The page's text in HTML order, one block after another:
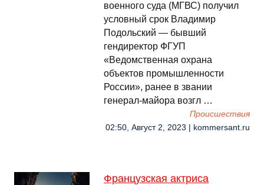
военного суда (МГВС) получил
условный срок Владимир
Подольский — бывший
гендиректор ФГУП
«Ведомственная охрана
объектов промышленности
России», ранее в звании
генерал-майора возгл …
Происшествия
02:50, Август 2, 2023 | kommersant.ru
Французская актриса